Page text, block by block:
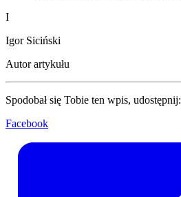
I
Igor Siciński
Autor artykułu
Spodobał się Tobie ten wpis, udostępnij:
Facebook